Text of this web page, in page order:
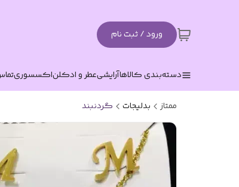
ورود / ثبت نام
دسته‌بندی کالاهاآرایشیعطر و ادکلناکسسوری
ممتاز بدلیجات گردنبند